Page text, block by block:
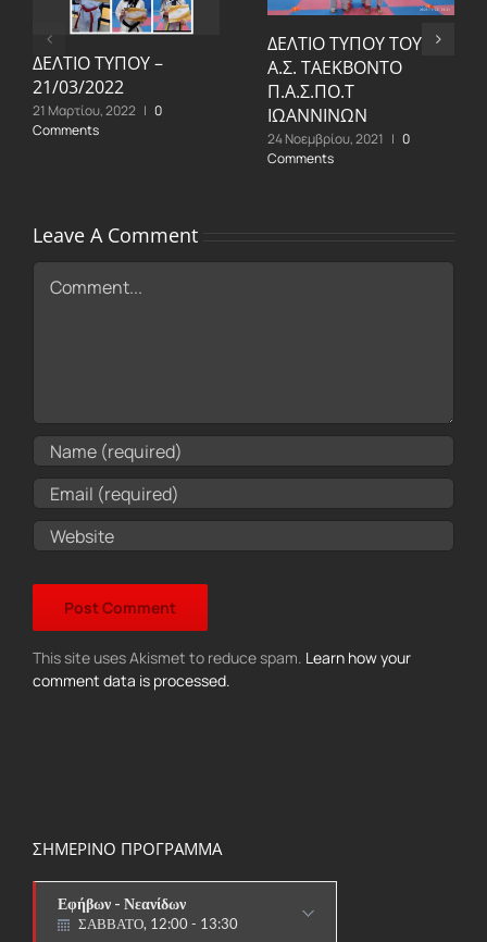
ΔΕΛΤΙΟ ΤΥΠΟΥ –
21/03/2022
21 Μαρτίου, 2022 | 0
Comments
ΔΕΛΤΙΟ ΤΥΠΟΥ ΤΟΥ
Α.Σ. ΤΑΕΚΒΟΝΤΟ
Π.Α.Σ.ΠΟ.Τ
ΙΩΑΝΝΙΝΩΝ
24 Νοεμβρίου, 2021 | 0
Comments
Leave A Comment
Comment
This site uses Akismet to reduce spam. Learn how your
comment data is processed.
ΣΗΜΕΡΙΝΟ ΠΡΟΓΡΑΜΜΑ
Εφήβων - Νεανίδων
ΣΑΒΒΑΤΟ, 12:00 - 13:30